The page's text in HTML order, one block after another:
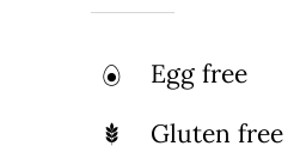
Egg free
Gluten free